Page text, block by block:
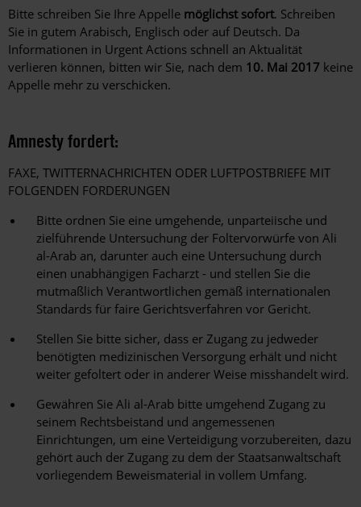
Bitte schreiben Sie Ihre Appelle möglichst sofort. Schreiben
Sie in gutem Arabisch, Englisch oder auf Deutsch. Da
Informationen in Urgent Actions schnell an Aktualität
verlieren können, bitten wir Sie, nach dem 10. Mai 2017 keine
Appelle mehr zu verschicken.
Amnesty fordert:
FAXE, TWITTERNACHRICHTEN ODER LUFTPOSTBRIEFE MIT
FOLGENDEN FORDERUNGEN
Bitte ordnen Sie eine umgehende, unparteiische und
zielführende Untersuchung der Foltervorwürfe von Ali
al-Arab an, darunter auch eine Untersuchung durch
einen unabhängigen Facharzt - und stellen Sie die
mutmaßlich Verantwortlichen gemäß internationalen
Standards für faire Gerichtsverfahren vor Gericht.
Stellen Sie bitte sicher, dass er Zugang zu jedweder
benötigten medizinischen Versorgung erhält und nicht
weiter gefoltert oder in anderer Weise misshandelt wird.
Gewähren Sie Ali al-Arab bitte umgehend Zugang zu
seinem Rechtsbeistand und angemessenen
Einrichtungen, um eine Verteidigung vorzubereiten, dazu
gehört auch der Zugang zu dem der Staatsanwaltschaft
vorliegendem Beweismaterial in vollem Umfang.